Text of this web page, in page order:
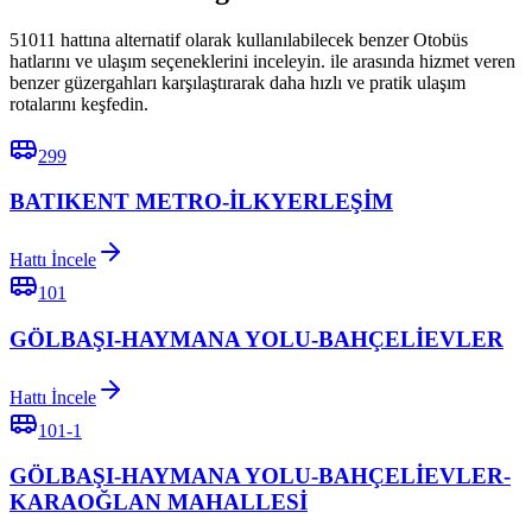
51011 hattına alternatif olarak kullanılabilecek benzer Otobüs
hatlarını ve ulaşım seçeneklerini inceleyin. ile arasında hizmet veren
benzer güzergahları karşılaştırarak daha hızlı ve pratik ulaşım
rotalarını keşfedin.
299
BATIKENT METRO-İLKYERLEŞİM
Hattı İncele
101
GÖLBAŞI-HAYMANA YOLU-BAHÇELİEVLER
Hattı İncele
101-1
GÖLBAŞI-HAYMANA YOLU-BAHÇELİEVLER-
KARAOĞLAN MAHALLESİ